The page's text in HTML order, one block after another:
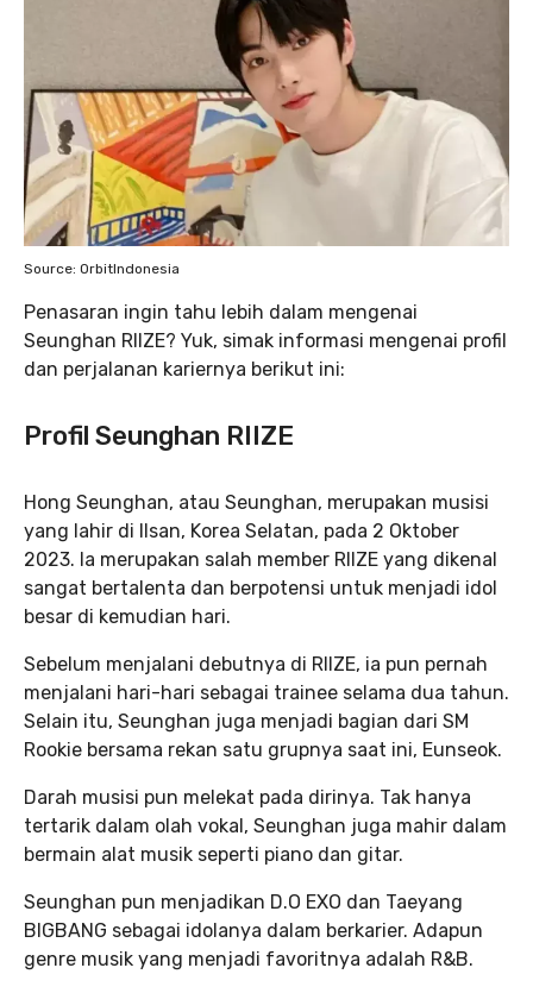
Source: OrbitIndonesia
Penasaran ingin tahu lebih dalam mengenai
Seunghan RIIZE? Yuk, simak informasi mengenai profil
dan perjalanan kariernya berikut ini:
Profil Seunghan RIIZE
Hong Seunghan, atau Seunghan, merupakan musisi
yang lahir di Ilsan, Korea Selatan, pada 2 Oktober
2023. Ia merupakan salah member RIIZE yang dikenal
sangat bertalenta dan berpotensi untuk menjadi idol
besar di kemudian hari.
Sebelum menjalani debutnya di RIIZE, ia pun pernah
menjalani hari-hari sebagai trainee selama dua tahun.
Selain itu, Seunghan juga menjadi bagian dari SM
Rookie bersama rekan satu grupnya saat ini, Eunseok.
Darah musisi pun melekat pada dirinya. Tak hanya
tertarik dalam olah vokal, Seunghan juga mahir dalam
bermain alat musik seperti piano dan gitar.
Seunghan pun menjadikan D.O EXO dan Taeyang
BIGBANG sebagai idolanya dalam berkarier. Adapun
genre musik yang menjadi favoritnya adalah R&B.